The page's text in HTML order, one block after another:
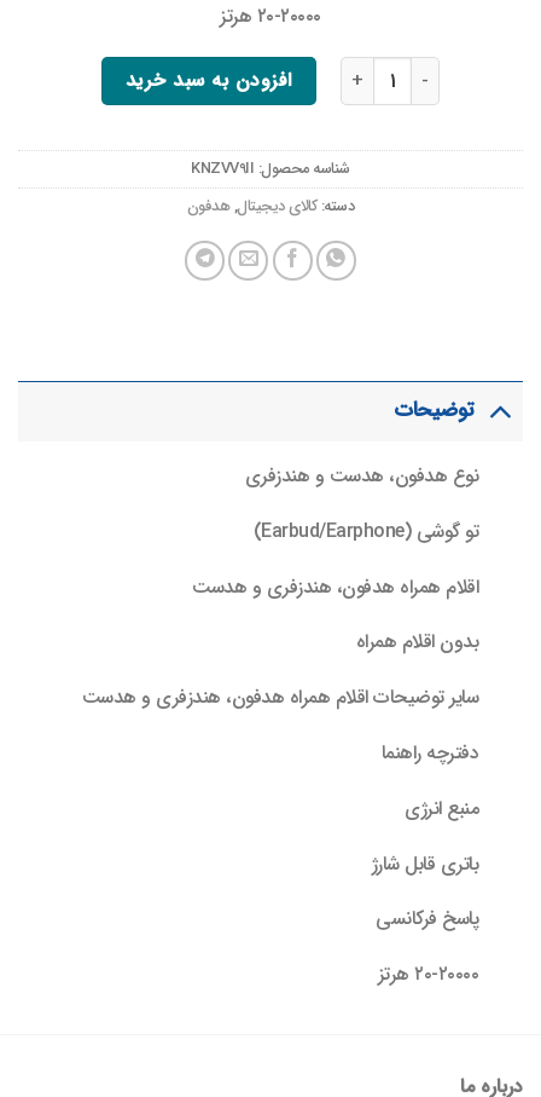
۲۰-۲۰۰۰۰ هرتز
هدفون بلوتوثی انکر K20i با صدای شفاف و باس قدرتمند عدد افزودن به سبد خرید
شناسه محصول: KNZVV9II
دسته:کالای دیجیتال,هدفون
توضیحات
نوع هدفون، هدست و هندزفری
تو گوشی (Earbud/Earphone)
اقلام همراه هدفون، هندزفری و هدست
بدون اقلام همراه
سایر توضیحات اقلام همراه هدفون، هندزفری و هدست
دفترچه راهنما
منبع انرژی
باتری قابل شارژ
پاسخ فرکانسی
۲۰-۲۰۰۰۰ هرتز
درباره ما